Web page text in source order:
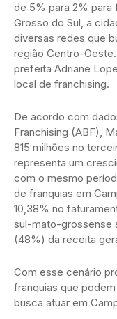
de 5% para 2% para
Grosso do Sul, a
diversas redes que
região Centro-
prefeita Adriane
local de franchising.
De acordo com
Franchising (ABF),
815 milhões no
representa um
com o mesmo
de franquias em
10,38% no
sul-mato-grossense
(48%) da receita
Com esse cenário
franquias que
busca atuar em